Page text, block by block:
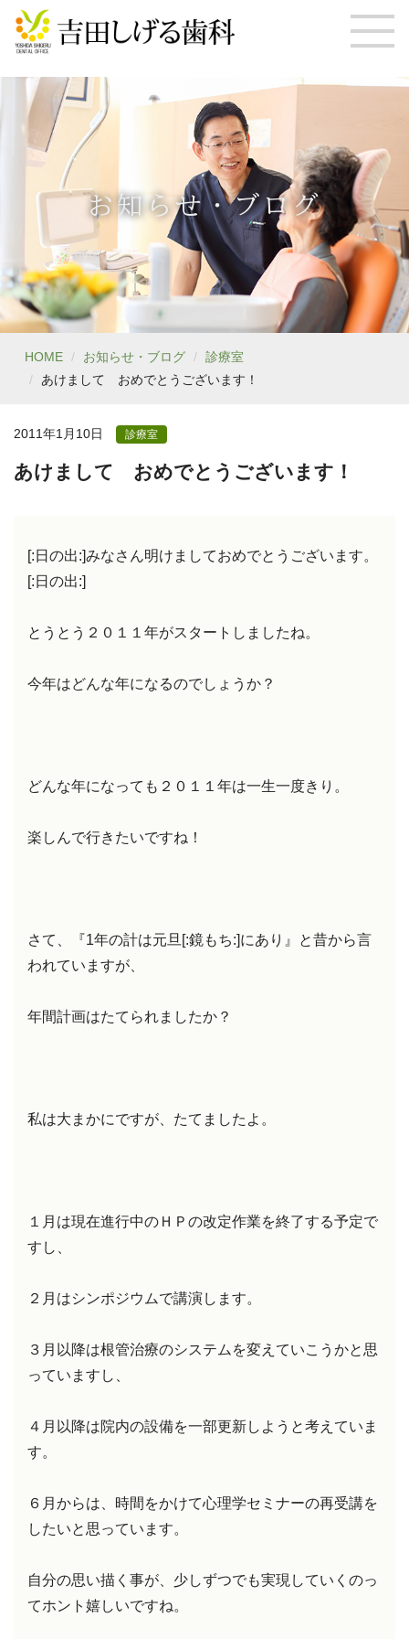
お知らせ・ブログ
HOME お知らせ・ブログ
診療室
あけまして おめでとうございます！
2011年1月10日 診療室
あけまして おめでとうございます！
[:日の出:]みなさん明けましておめでとうございます。
[:日の出:]
とうとう２０１１年がスタートしましたね。
今年はどんな年になるのでしょうか？
どんな年になっても２０１１年は一生一度きり。
楽しんで行きたいですね！
さて、『1年の計は元旦[:鏡もち:]にあり』と昔から言
われていますが、
年間計画はたてられましたか？
私は大まかにですが、たてましたよ。
１月は現在進行中のＨＰの改定作業を終了する予定で
すし、
２月はシンポジウムで講演します。
３月以降は根管治療のシステムを変えていこうかと思
っていますし、
４月以降は院内の設備を一部更新しようと考えていま
す。
６月からは、時間をかけて心理学セミナーの再受講を
したいと思っています。
自分の思い描く事が、少しずつでも実現していくのっ
てホント嬉しいですね。